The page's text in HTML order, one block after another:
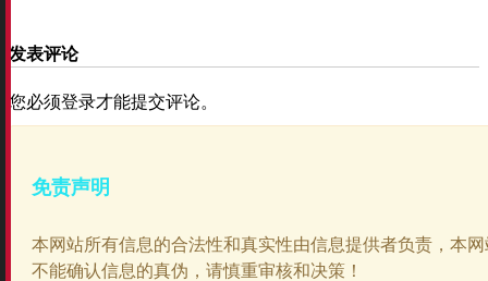
发表评论
您必须登录才能提交评论。
免责声明
本网站所有信息的合法性和真实性由信息提供者负责，本
不能确认信息的真伪，请慎重审核和决策！